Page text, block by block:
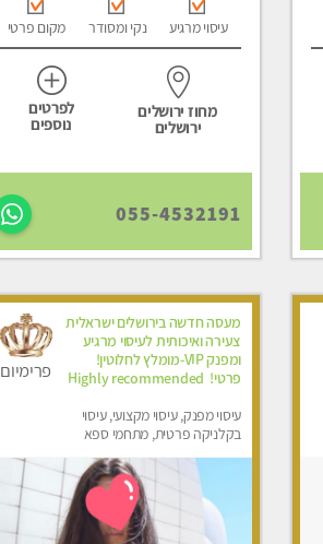
עיסוי מרגיע נקי ומסודר מקום פרטי
מחוז ירושלים
ירושלים
לפרטים
נוספים
055-4532191
מעסה חדשה בירושלים ישראלית
צעירה ואיכותית לעיסוי מרגיע
ומפנק VIP-מומלץ לחלוטין!
פרטי! ​​​​​​ Highly recommended
עיסוי מפנק, עיסוי מקצועי, עיסוי
בקלניקה פרטית, מתחמי ספא
פרימיום